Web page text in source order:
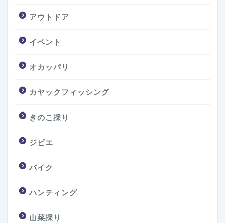
アウトドア
イベント
オカッパリ
カヤックフィッシング
きのこ採り
ジビエ
バイク
ハンティング
山菜採り